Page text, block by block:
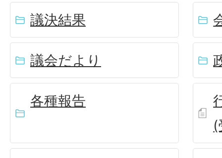
議決結果
議会だより
各種報告